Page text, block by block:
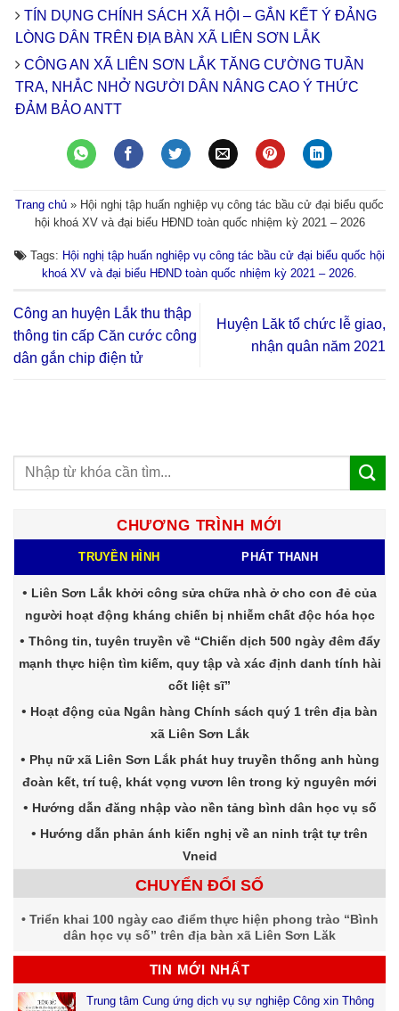
TÍN DỤNG CHÍNH SÁCH XÃ HỘI – GẮN KẾT Ý ĐẢNG
LÒNG DÂN TRÊN ĐỊA BÀN XÃ LIÊN SƠN LẮK
CÔNG AN XÃ LIÊN SƠN LẮK TĂNG CƯỜNG TUẦN
TRA, NHẮC NHỞ NGƯỜI DÂN NÂNG CAO Ý THỨC
ĐẢM BẢO ANTT
Trang chủ » Hội nghị tập huấn nghiệp vụ công tác bầu cử đại biểu quốc
hội khoá XV và đại biểu HĐND toàn quốc nhiệm kỳ 2021 – 2026
Tags: Hội nghị tập huấn nghiệp vụ công tác bầu cử đại biểu quốc hội
khoá XV và đại biểu HĐND toàn quốc nhiệm kỳ 2021 – 2026
Công an huyện Lắk thu thập
thông tin cấp Căn cước công
dân gắn chip điện tử
Huyện Lăk tổ chức lễ giao,
nhận quân năm 2021
CHƯƠNG TRÌNH MỚI
TRUYỀN HÌNH PHÁT THANH
Liên Sơn Lắk khởi công sửa chữa nhà ở cho con đẻ của
người hoạt động kháng chiến bị nhiễm chất độc hóa học
Thông tin, tuyên truyền về “Chiến dịch 500 ngày đêm đẩy
mạnh thực hiện tìm kiếm, quy tập và xác định danh tính hài
cốt liệt sĩ”
Hoạt động của Ngân hàng Chính sách quý 1 trên địa bàn
xã Liên Sơn Lắk
Phụ nữ xã Liên Sơn Lắk phát huy truyền thống anh hùng
đoàn kết, trí tuệ, khát vọng vươn lên trong kỷ nguyên mới
Hướng dẫn đăng nhập vào nền tảng bình dân học vụ số
Hướng dẫn phản ánh kiến nghị về an ninh trật tự trên
Vneid
CHUYỂN ĐỔI SỐ
Triển khai 100 ngày cao điểm thực hiện phong trào “Bình
dân học vụ số” trên địa bàn xã Liên Sơn Lăk
TIN MỚI NHẤT
Trung tâm Cung ứng dịch vụ sự nghiệp Công xin Thông